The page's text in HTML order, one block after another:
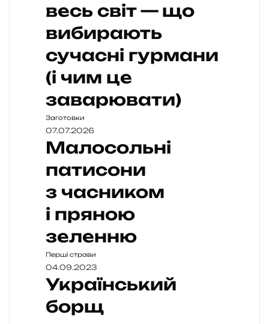
весь світ — що
вибирають
сучасні гурмани
(і чим це
заварювати)
Заготовки
07.07.2026
Малосольні
патисони
з часником
і пряною
зеленню
Перші страви
04.09.2023
Український
борщ